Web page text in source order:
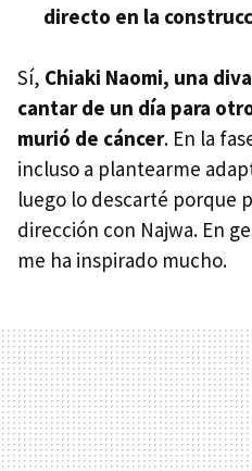
directo en la
Sí, Chiaki Naomi, una
cantar de un día para
murió de cáncer. En la
incluso a plantearme
luego lo descarté porque
dirección con Najwa. En
me ha inspirado mucho.